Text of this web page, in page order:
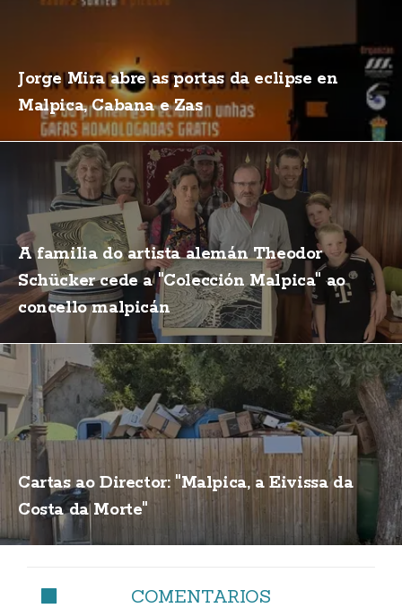
Jorge Mira abre as portas da eclipse en
Malpica, Cabana e Zas
A familia do artista alemán Theodor
Schücker cede a "Colección Malpica" ao
concello malpicán
Cartas ao Director: "Malpica, a Eivissa da
Costa da Morte"
COMENTARIOS